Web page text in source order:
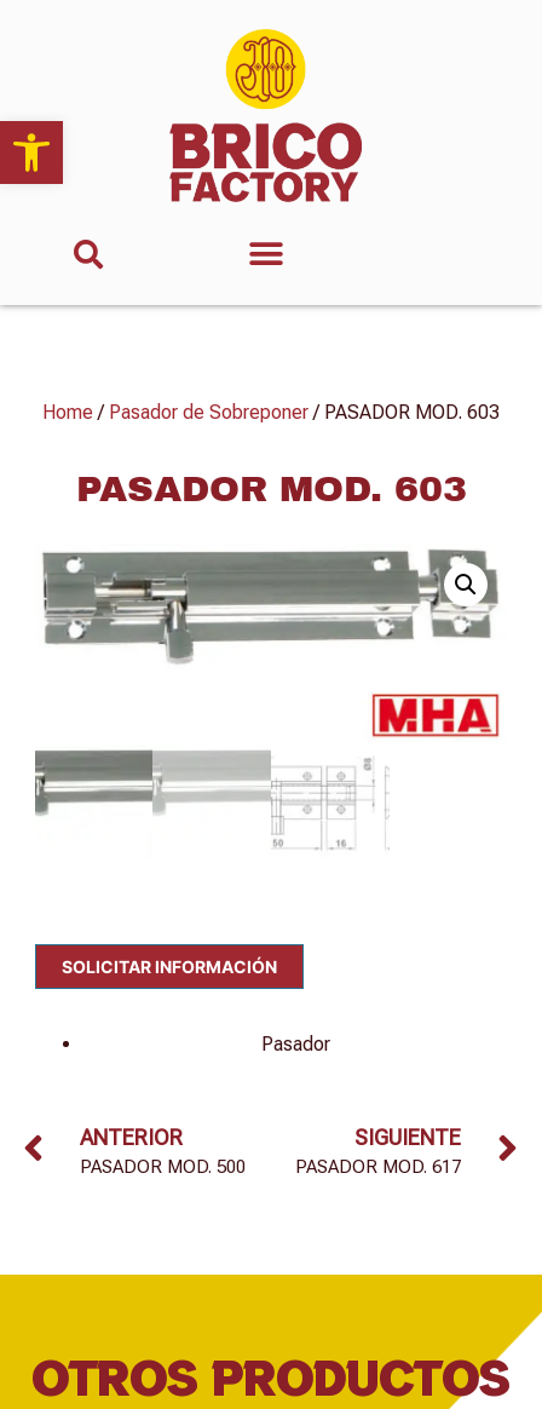
Abrir barra de herramientas
Home/ Pasador de Sobreponer/ PASADOR MOD. 603
PASADOR MOD. 603
SOLICITAR INFORMACIÓN
Pasador
ANTERIOR
PASADOR MOD. 500
SIGUIENTE
PASADOR MOD. 617
OTROS PRODUCTOS